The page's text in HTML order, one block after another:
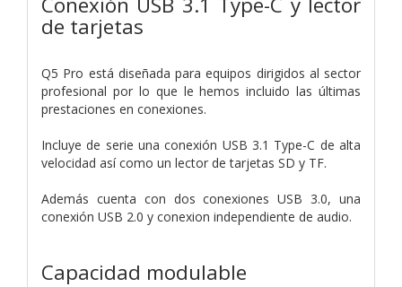
de tarjetas
Q5 Pro está diseñada para equipos dirigidos al sector
profesional por lo que le hemos incluido las últimas
prestaciones en conexiones.
Incluye de serie una conexión USB 3.1 Type-C de alta
velocidad así como un lector de tarjetas SD y TF.
Además cuenta con dos conexiones USB 3.0, una
conexión USB 2.0 y conexion independiente de audio.
Capacidad modulable